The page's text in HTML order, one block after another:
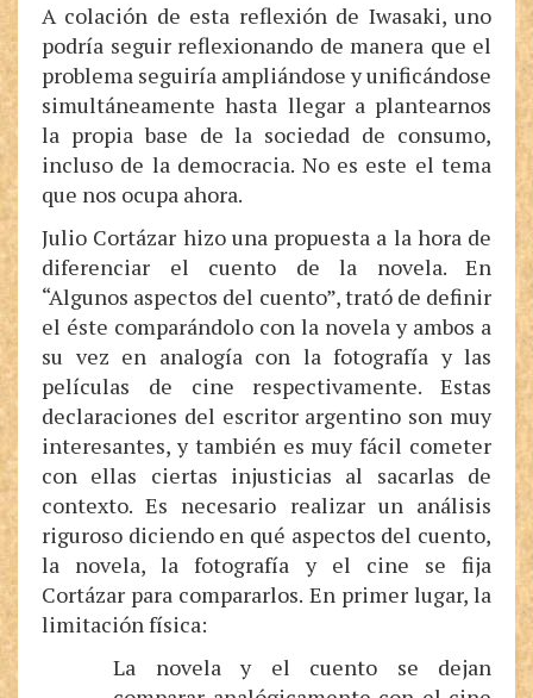
A colación de esta reflexión de Iwasaki, uno
podría seguir reflexionando de manera que el
problema seguiría ampliándose y unificándose
simultáneamente hasta llegar a plantearnos
la propia base de la sociedad de consumo,
incluso de la democracia. No es este el tema
que nos ocupa ahora.
Julio Cortázar hizo una propuesta a la hora de
diferenciar el cuento de la novela. En
“Algunos aspectos del cuento”, trató de definir
el éste comparándolo con la novela y ambos a
su vez en analogía con la fotografía y las
películas de cine respectivamente. Estas
declaraciones del escritor argentino son muy
interesantes, y también es muy fácil cometer
con ellas ciertas injusticias al sacarlas de
contexto. Es necesario realizar un análisis
riguroso diciendo en qué aspectos del cuento,
la novela, la fotografía y el cine se fija
Cortázar para compararlos. En primer lugar, la
limitación física:
La novela y el cuento se dejan